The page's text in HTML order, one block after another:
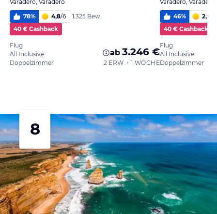
Varadero, Varadero
78% 4,8/6
1.325 Bew.
40 € Cashback
Flug
All Inclusive
Doppelzimmer
ab 3.246 €
2 ERW. • 1 WOCHE
Varadero, Varadero
46% 2,9
40 € Cashback
Flug
All Inclusive
Doppelzimmer
8